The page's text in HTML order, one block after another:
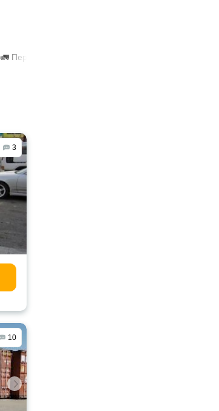
🚛 Перевозка грузов фурой в Армавире
3
10